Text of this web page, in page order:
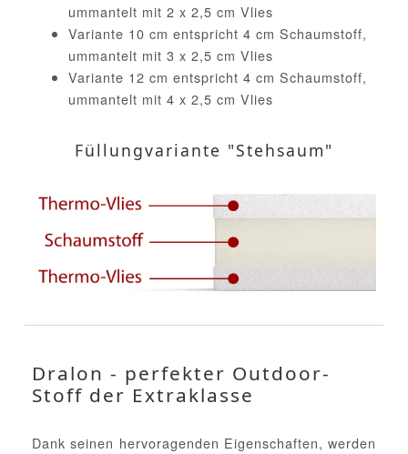
ummantelt mit 2 x 2,5 cm Vlies
Variante 10 cm entspricht 4 cm Schaumstoff,
ummantelt mit 3 x 2,5 cm Vlies
Variante 12 cm entspricht 4 cm Schaumstoff,
ummantelt mit 4 x 2,5 cm Vlies
Füllungvariante "Stehsaum"
Dralon - perfekter Outdoor-
Stoff der Extraklasse
Dank seinen hervoragenden Eigenschaften, werden